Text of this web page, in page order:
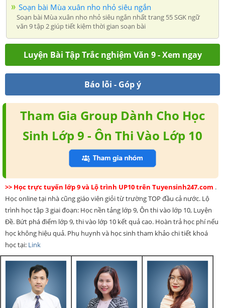
Soạn bài Mùa xuân nho nhỏ siêu ngắn
Soạn bài Mùa xuân nho nhỏ siêu ngắn nhất trang 55 SGK ngữ
văn 9 tập 2 giúp tiết kiệm thời gian soạn bài
Luyện Bài Tập Trắc nghiệm Văn 9 - Xem ngay
Báo lỗi - Góp ý
Tham Gia Group Dành Cho Học
Sinh Lớp 9 - Ôn Thi Vào Lớp 10
>> Học trực tuyến lớp 9 và Lộ trình UP10 trên Tuyensinh247.com .
Học online tại nhà cũng giáo viên giỏi từ trường TOP đầu cả nước. Lộ
trình học tập 3 giai đoạn: Học nền tảng lớp 9, Ôn thi vào lớp 10, Luyện
Đề. Bứt phá điểm lớp 9, thi vào lớp 10 kết quả cao. Hoàn trả học phí nếu
học không hiệu quả. Phụ huynh và học sinh tham khảo chi tiết khoá
học tại: Link